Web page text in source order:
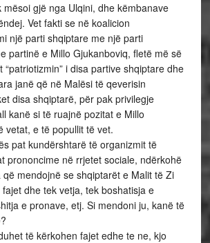
mësoi gjë nga Ulqini, dhe këmbanave
Vet fakti se në koalicion
një parti shqiptare me një parti
partinë e Millo Gjukanboviq, fletë më së
“patriotizmin” i disa partive shqiptare dhe
janë që në Malësi të qeverisin
disa shqiptarë, për pak privilegje
kanë si të ruajnë pozitat e Millo
vetat, e të popullit të vet.
pat kundërshtarë të organizmit të
prononcime në rrjetet sociale, ndërkohë
mendojnë se shqiptarët e Malit të Zi
fajet dhe tek vetja, tek boshatisja e
e pronave, etj. Si mendoni ju, kanë të
të kërkohen fajet edhe te ne, kjo